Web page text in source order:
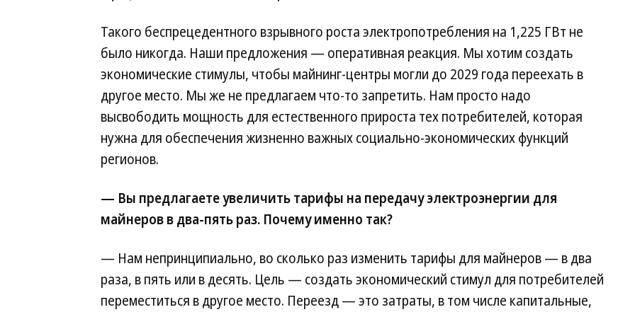
Такого беспрецедентного взрывного роста электропотребления на 1,225 ГВт не
было никогда. Наши предложения — оперативная реакция. Мы хотим создать
экономические стимулы, чтобы майнинг-центры могли до 2029 года переехать в
другое место. Мы же не предлагаем что-то запретить. Нам просто надо
высвободить мощность для естественного прироста тех потребителей, которая
нужна для обеспечения жизненно важных социально-экономических функций
регионов.
— Вы предлагаете увеличить тарифы на передачу электроэнергии для
майнеров в два-пять раз. Почему именно так?
— Нам непринципиально, во сколько раз изменить тарифы для майнеров — в два
раза, в пять или в десять. Цель — создать экономический стимул для потребителей
переместиться в другое место. Переезд — это затраты, в том числе капитальные,